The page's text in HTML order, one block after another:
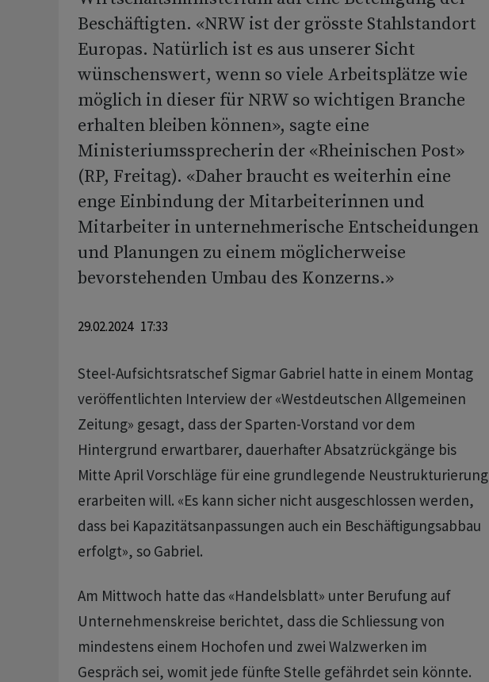
Beschäftigten. «NRW ist der grösste Stahlstandort
Europas. Natürlich ist es aus unserer Sicht
wünschenswert, wenn so viele Arbeitsplätze wie
möglich in dieser für NRW so wichtigen Branche
erhalten bleiben können», sagte eine
Ministeriumssprecherin der «Rheinischen Post»
(RP, Freitag). «Daher braucht es weiterhin eine
enge Einbindung der Mitarbeiterinnen und
Mitarbeiter in unternehmerische Entscheidungen
und Planungen zu einem möglicherweise
bevorstehenden Umbau des Konzerns.»
29.02.2024 17:33
Steel-Aufsichtsratschef Sigmar Gabriel hatte in einem Montag
veröffentlichten Interview der «Westdeutschen Allgemeinen
Zeitung» gesagt, dass der Sparten-Vorstand vor dem
Hintergrund erwartbarer, dauerhafter Absatzrückgänge bis
Mitte April Vorschläge für eine grundlegende Neustrukturierung
erarbeiten will. «Es kann sicher nicht ausgeschlossen werden,
dass bei Kapazitätsanpassungen auch ein Beschäftigungsabbau
erfolgt», so Gabriel.
Am Mittwoch hatte das «Handelsblatt» unter Berufung auf
Unternehmenskreise berichtet, dass die Schliessung von
mindestens einem Hochofen und zwei Walzwerken im
Gespräch sei, womit jede fünfte Stelle gefährdet sein könnte.